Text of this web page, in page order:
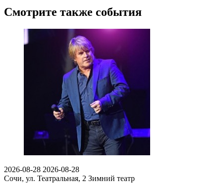
Смотрите также события
2026-08-28 2026-08-28
Сочи, ул. Театральная, 2 Зимний театр